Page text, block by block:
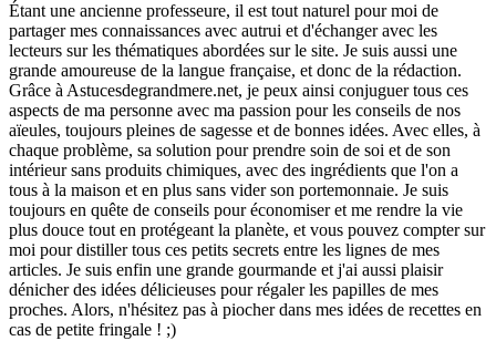
Étant une ancienne professeure, il est tout naturel pour moi de
partager mes connaissances avec autrui et d'échanger avec les
lecteurs sur les thématiques abordées sur le site. Je suis aussi une
grande amoureuse de la langue française, et donc de la rédaction.
Grâce à Astucesdegrandmere.net, je peux ainsi conjuguer tous ces
aspects de ma personne avec ma passion pour les conseils de nos
aïeules, toujours pleines de sagesse et de bonnes idées. Avec elles, à
chaque problème, sa solution pour prendre soin de soi et de son
intérieur sans produits chimiques, avec des ingrédients que l'on a
tous à la maison et en plus sans vider son portemonnaie. Je suis
toujours en quête de conseils pour économiser et me rendre la vie
plus douce tout en protégeant la planète, et vous pouvez compter sur
moi pour distiller tous ces petits secrets entre les lignes de mes
articles. Je suis enfin une grande gourmande et j'ai aussi plaisir
dénicher des idées délicieuses pour régaler les papilles de mes
proches. Alors, n'hésitez pas à piocher dans mes idées de recettes en
cas de petite fringale ! ;)